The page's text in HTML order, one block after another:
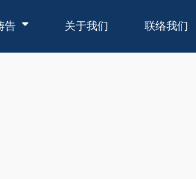
告 关于我们 联络我们